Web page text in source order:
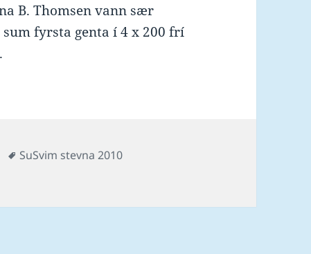
B. Thomsen vann sær
fyrsta genta í 4 x 200 frí
Tags
SuSvim stevna 2010